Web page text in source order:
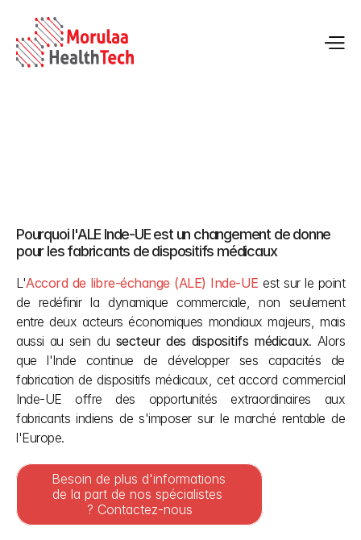
30 janv. 2026
Pourquoi l'ALE Inde-UE est un changement de donne
pour les fabricants de dispositifs médicaux
L'Accord de libre-échange (ALE) Inde-UE est sur le point
de redéfinir la dynamique commerciale, non seulement
entre deux acteurs économiques mondiaux majeurs, mais
aussi au sein du secteur des dispositifs médicaux. Alors
que l'Inde continue de développer ses capacités de
fabrication de dispositifs médicaux, cet accord commercial
Inde-UE offre des opportunités extraordinaires aux
fabricants indiens de s'imposer sur le marché rentable de
l'Europe.
Besoin de plus d'informations
de la part de nos spécialistes
? Contactez-nous